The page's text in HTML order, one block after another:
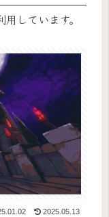
しています。
2025.05.13